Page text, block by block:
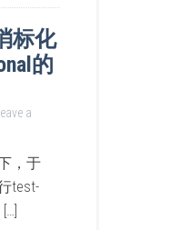
标化
的
Leave a
，于
test-